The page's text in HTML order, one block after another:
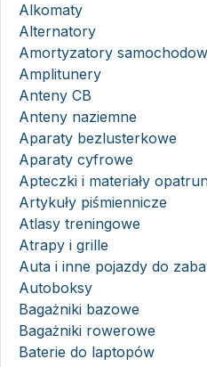
Alkomaty
Alternatory
Amortyzatory
Amplitunery
Anteny CB
Anteny naziemne
Aparaty bezlusterkowe
Aparaty cyfrowe
Apteczki i materiały
Artykuły piśmiennicze
Atlasy treningowe
Atrapy i grille
Auta i inne pojazdy do
Autoboksy
Bagażniki bazowe
Bagażniki rowerowe
Baterie do laptopów